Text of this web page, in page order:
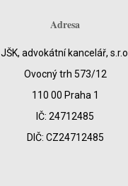
Adresa
JŠK, advokátní kancelář, s.r.o.
Ovocný trh 573/12
110 00 Praha 1
IČ: 24712485
DIČ: CZ24712485